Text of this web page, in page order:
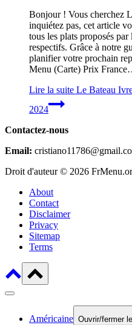
Bonjour ! Vous cherchez
inquiétez pas, cet article
tous les plats proposés
respectifs. Grâce à notre
planifier votre prochain
Menu (Carte) Prix
Lire la suite Le Bateau
2024
Contactez-nous
Email:
Droit d'auteur © 2026
About
Contact
Disclaimer
Privacy
Sitemap
Terms
Américaine Ouvrir/fermer